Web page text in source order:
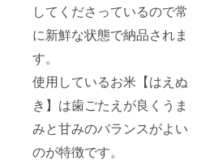
してくださっているので常
に新鮮な状態で納品されま
す。
使用しているお米【はえぬ
き】は歯ごたえが良くうま
みと甘みのバランスがよい
のが特徴です。